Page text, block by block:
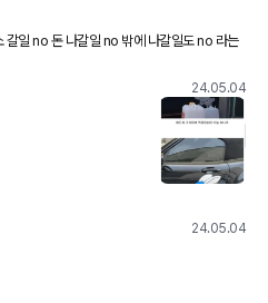
24.05.04
24.05.04